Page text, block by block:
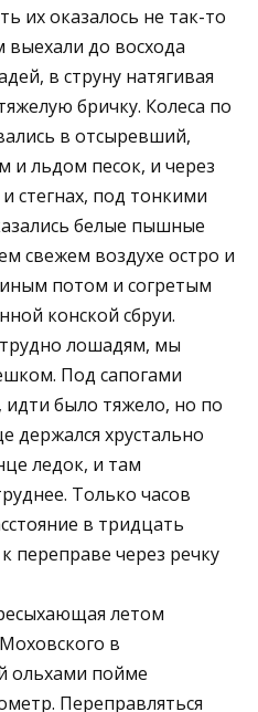
их оказалось не так-то
до восхода
в струну натягивая
бричку. Колеса по
в отсыревший,
и льдом песок, и через
стегнах, под тонкими
белые пышные
свежем воздухе остро и
потом и согретым
конской сбруи.
лошадям, мы
Под сапогами
было тяжело, но по
держался хрустально
ледок, и там
Только часов
в тридцать
переправе через речку
летом
в
ольхами пойме
Переправляться